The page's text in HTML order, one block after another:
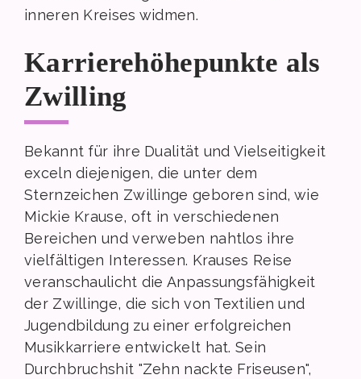
inneren Kreises widmen.
Karrierehöhepunkte als
Zwilling
Bekannt für ihre Dualität und Vielseitigkeit
exceln diejenigen, die unter dem
Sternzeichen Zwillinge geboren sind, wie
Mickie Krause, oft in verschiedenen
Bereichen und verweben nahtlos ihre
vielfältigen Interessen. Krauses Reise
veranschaulicht die Anpassungsfähigkeit
der Zwillinge, die sich von Textilien und
Jugendbildung zu einer erfolgreichen
Musikkarriere entwickelt hat. Sein
Durchbruchshit "Zehn nackte Friseusen",